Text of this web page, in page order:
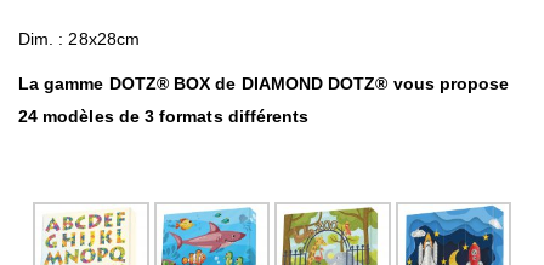
Dim. : 28x28cm
La gamme DOTZ® BOX de DIAMOND DOTZ® vous propose
24 modèles de 3 formats différents